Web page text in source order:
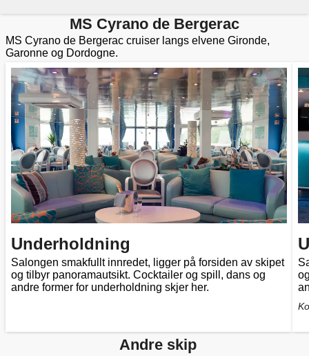
MS Cyrano de Bergerac
MS Cyrano de Bergerac cruiser langs elvene Gironde,
Garonne og Dordogne.
Underholdning
Salongen smakfullt innredet, ligger på forsiden av skipet
og tilbyr panoramautsikt. Cocktailer og spill, dans og
andre former for underholdning skjer her.
Andre skip